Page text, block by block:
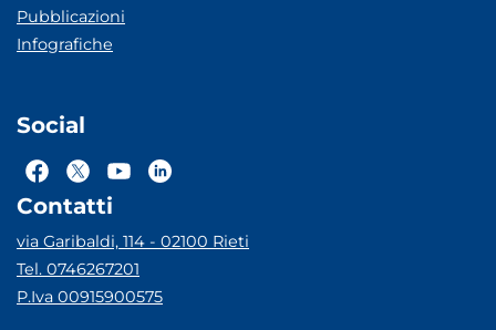
Pubblicazioni
Infografiche
Social
Contatti
via Garibaldi, 114 - 02100 Rieti
Tel. 0746267201
P.Iva 00915900575